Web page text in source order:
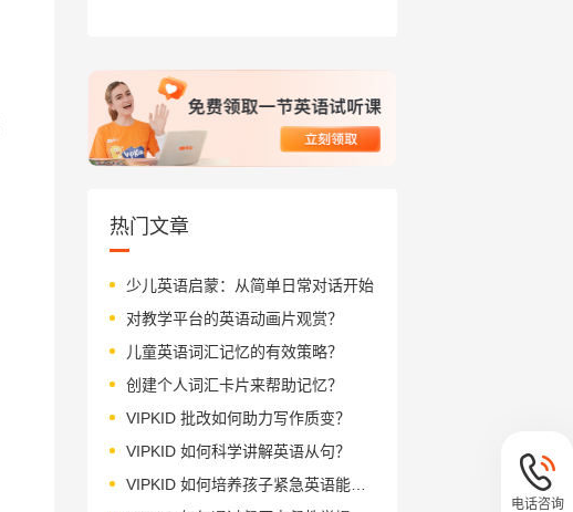
热门文章
少儿英语启蒙：从简单日常对话开始
对教学平台的英语动画片观赏？
儿童英语词汇记忆的有效策略？
创建个人词汇卡片来帮助记忆？
VIPKID 批改如何助力写作质变？
VIPKID 如何科学讲解英语从句？
VIPKID 如何培养孩子紧急英语能力？
电话咨询